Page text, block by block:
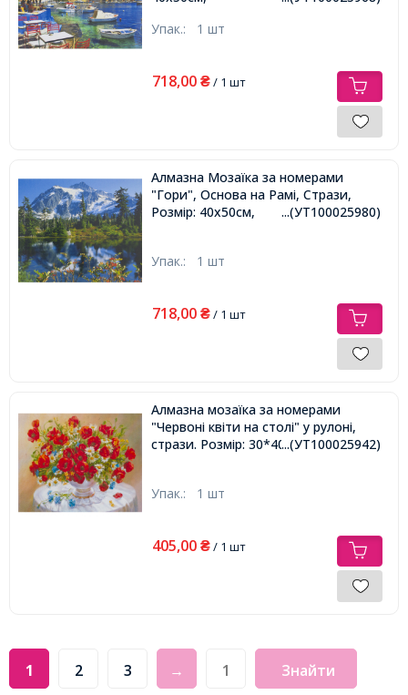
Упак.: 1 шт
718,00 ₴/ 1 шт
Алмазна Мозаїка за номерами
"Гори", Основа на Рамі, Стрази,
Розмір: 40х50см,
...(УТ100025980)
Упак.: 1 шт
718,00 ₴/ 1 шт
Алмазна мозаїка за номерами
"Червоні квіти на столі" у рулоні,
стрази. Розмір: 30*40 см...(УТ100025942)
Упак.: 1 шт
405,00 ₴/ 1 шт
1 2 3 → Знайти